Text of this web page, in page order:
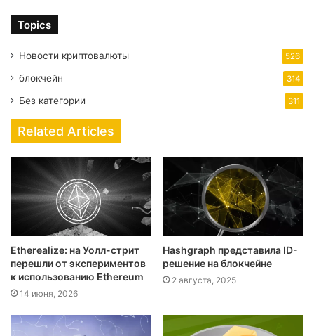
Topics
Новости криптовалюты 526
блокчейн 314
Без категории 311
Related Articles
Etherealize: на Уолл-стрит
перешли от экспериментов
к использованию Ethereum
14 июня, 2026
Hashgraph представила ID-
решение на блокчейне
2 августа, 2025